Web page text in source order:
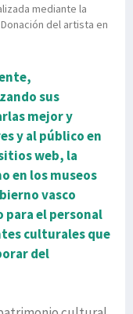
mediante la
del artista en
sus
mejor y
y al público en
web, la
en los museos
vasco
para el personal
culturales que
del